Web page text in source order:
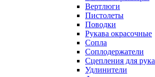
Вертлюги
Пистолеты
Поводки
Рукава окрасочные
Сопла
Соплодержатели
Сцепления для
Удлинители